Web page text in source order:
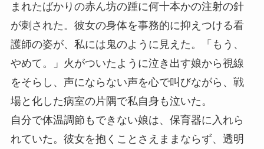
まれたばかりの赤ん坊の踵に何十本かの注射の針
が刺された。彼女の身体を事務的に抑えつける看
護師の姿が、私には鬼のように見えた。「もう、
やめて。」火がついたように泣き出す娘から視線
をそらし、声にならない声を心で叫びながら、戦
場と化した病室の片隅で私自身も泣いた。
自分で体温調節もできない娘は、保育器に入れら
れていた。彼女を抱くことさえままならず、透明